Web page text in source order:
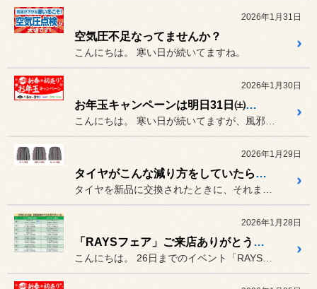
2026年1月31日
空気圧不足なってませんか？
こんにちは。 寒い日が続いてますね。
2026年1月30日
お年玉キャンペーンは明日31日㈯まで。
2026年1月29日
タイヤがこんな減り方をしていたらぜひご相談を。偏摩耗は放っておいたらダメですよ。
2026年1月28日
「RAYSフェア」ご来店ありがとうございました！